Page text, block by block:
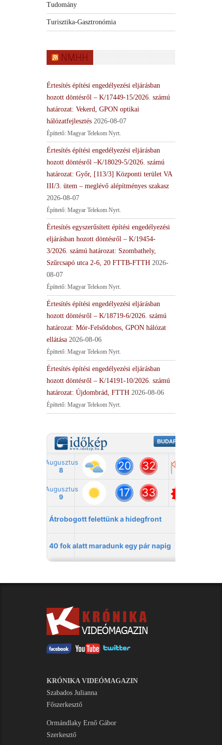
Tudomány
Turisztika-Gasztronómia
NMHH
Értesítés építési engedélyezési eljárásban
hozott döntésről – K/17449-15/2026. számú
határozat: Vekerd, GPON optikai
hálózatfejlesztés 2026-08-07
Építtető: Magyar Telekom Nyrt.
Értesítés építési engedélyezési eljárásban
hozott döntésről –K/18029-5/2026. számú
határozat: Győr, [113/3] Központi terület VA
III/3. ütem – meglévő alépítményes szakasz
2026-08-07
Építtető: Magyar Telekom Nyrt.
Értesítés egyszerűsített építési engedélyezési
eljárásban hozott döntésről – K/19454-
3/2026. számú határozat: Szombathely,
Szűrcsapó utca 2-6, 20 FTTB-FTTH 2026-
08-07
Építtető: Magyar Telekom Nyrt.
Értesítés építési engedélyezési eljárásban
hozott döntésről – K/18719-6/2026. számú
határozat: Mór-Felsődobos, GPON hálózat
ellátása 2026-08-06
Építtető: Magyar Telekom Nyrt.
Értesítés építési engedélyezési eljárásban
hozott döntésről – K/14191-10/2026. számú
határozat: Újdombrád, FTTH 2026-08-06
Építtető: Magyar Telekom Nyrt.
KRÓNIKA VIDEÓMAGAZIN
Szabados Julianna
Főszerkesztő
Ormándlaky Ernő Gábor
Szerkesztő